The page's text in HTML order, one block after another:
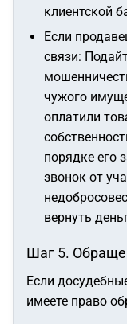
клиентской
Если
связи:
чужого
оплатили
порядке его
звонок от
вернуть
Шаг 5.
Если
имеете право